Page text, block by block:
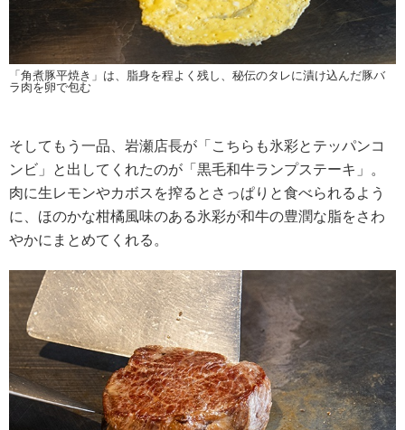
「角煮豚平焼き」は、脂身を程よく残し、秘伝のタレに漬け込んだ豚バ
ラ肉を卵で包む
そしてもう一品、岩瀬店長が「こちらも氷彩とテッパンコ
ンビ」と出してくれたのが「黒毛和牛ランプステーキ」。
肉に生レモンやカボスを搾るとさっぱりと食べられるよう
に、ほのかな柑橘風味のある氷彩が和牛の豊潤な脂をさわ
やかにまとめてくれる。